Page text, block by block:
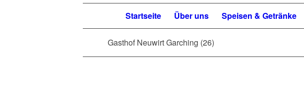
Startseite Über uns Speisen & Getränke
Gasthof Neuwirt Garching (26)